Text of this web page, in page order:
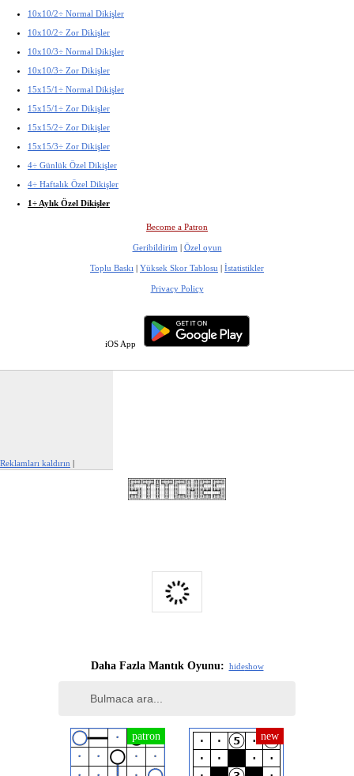
10x10/2÷ Normal Dikişler
10x10/2÷ Zor Dikişler
10x10/3÷ Normal Dikişler
10x10/3÷ Zor Dikişler
15x15/1÷ Normal Dikişler
15x15/1÷ Zor Dikişler
15x15/2÷ Zor Dikişler
15x15/3÷ Zor Dikişler
4÷ Günlük Özel Dikişler
4÷ Haftalık Özel Dikişler
1÷ Aylık Özel Dikişler
Become a Patron
Geribildirim | Özel oyun
Toplu Baskı | Yüksek Skor Tablosu | İstatistikler
Privacy Policy
iOS App
Reklamları kaldırın |
Daha Fazla Mantık Oyunu: hideshow